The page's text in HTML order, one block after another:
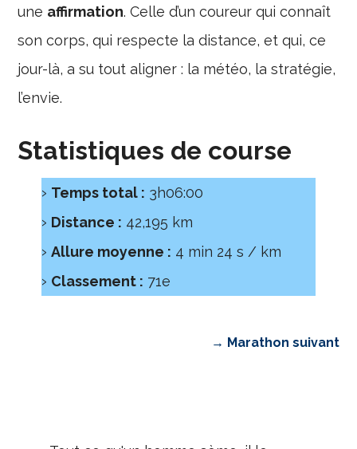
une affirmation. Celle d’un coureur qui connaît
son corps, qui respecte la distance, et qui, ce
jour-là, a su tout aligner : la météo, la stratégie,
l’envie.
Statistiques de course
Temps total : 3h06:00
Distance : 42,195 km
Allure moyenne : 4 min 24 s / km
Classement : 71e
→ Marathon suivant